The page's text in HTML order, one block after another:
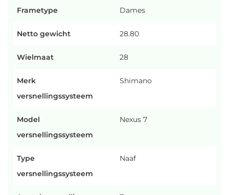
Frametype Dames
Netto gewicht 28.80
Wielmaat 28
Merk
versnellingssysteem
Shimano
Model
versnellingssysteem
Nexus 7
Type
versnellingssysteem
Naaf